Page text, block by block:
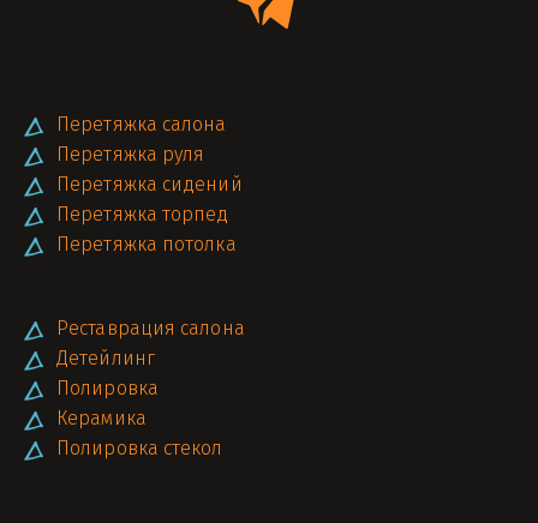
Перетяжка салона
Перетяжка руля
Перетяжка сидений
Перетяжка торпед
Перетяжка потолка
Реставрация салона
Детейлинг
Полировка
Керамика
Полировка стекол